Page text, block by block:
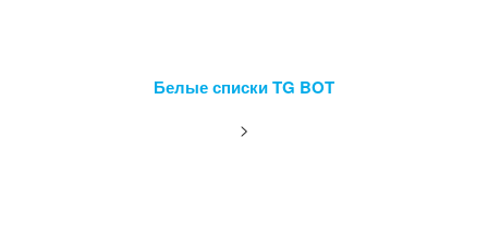
Белые списки TG BOT
>